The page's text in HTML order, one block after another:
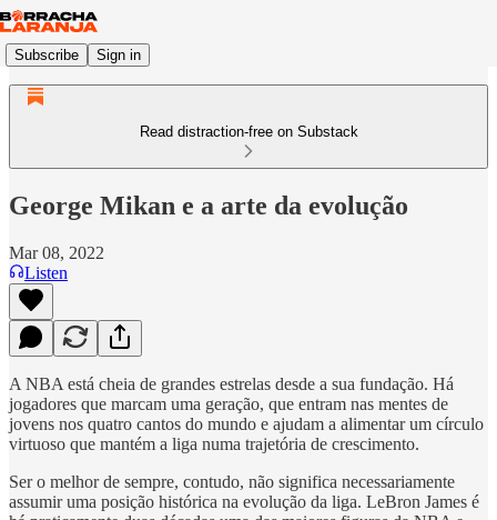
Subscribe Sign in
Read distraction-free on Substack
George Mikan e a arte da evolução
Mar 08, 2022
Listen
A NBA está cheia de grandes estrelas desde a sua fundação. Há
jogadores que marcam uma geração, que entram nas mentes de
jovens nos quatro cantos do mundo e ajudam a alimentar um círculo
virtuoso que mantém a liga numa trajetória de crescimento.
Ser o melhor de sempre, contudo, não significa necessariamente
assumir uma posição histórica na evolução da liga. LeBron James é